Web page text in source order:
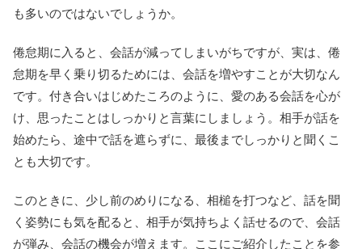
も多いのではないでしょうか。
倦怠期に入ると、会話が減ってしまいがちですが、実は、倦
怠期を早く乗り切るためには、会話を増やすことが大切なん
です。付き合いはじめたころのように、愛のある会話を心が
け、思ったことはしっかりと言葉にしましょう。相手が話を
始めたら、途中で話を遮らずに、最後までしっかりと聞くこ
とも大切です。
このときに、少し前のめりになる、相槌を打つなど、話を聞
く姿勢にも気を配ると、相手が気持ちよく話せるので、会話
が弾み、会話の機会が増えます。ここにご紹介したことを参